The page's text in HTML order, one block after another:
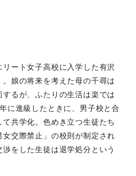
ート女子高校に入学した有沢
娘の将来を考えた母の千尋は
るが、ふたりの生活は楽では
に進級したときに、男子校と合
共学化。色めき立つ生徒たち
交際禁止」の校則が制定され
をした生徒は退学処分という